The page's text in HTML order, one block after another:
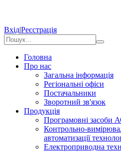
Вхід|Реєстрація
Головна
Про нас
Загальна інформація
Регіональні офіси
Постачальники
Зворотний зв'язок
Продукція
Програмовні засоби
Контрольно-
автоматизації
Електроприводна